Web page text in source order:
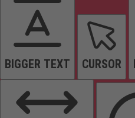
BIGGER TEXT CURSOR